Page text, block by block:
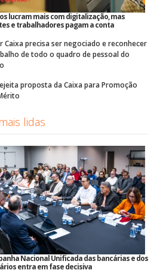
lucram mais com digitalização, mas
e trabalhadores pagam a conta
Caixa precisa ser negociado e reconhecer
de todo o quadro de pessoal do
proposta da Caixa para Promoção
lidas
Nacional Unificada das bancárias e dos
entra em fase decisiva